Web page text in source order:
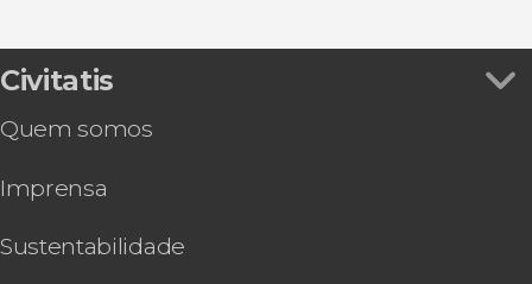
Oslo Pass
Ônibus turístico de Oslo
Ingresso do The Viking Planet
Tour de bicicleta por Oslo
Civitatis
Quem somos
Imprensa
Sustentabilidade